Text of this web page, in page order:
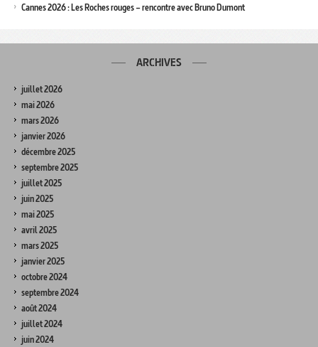
Cannes 2026 : Les Roches rouges – rencontre avec Bruno Dumont
ARCHIVES
juillet 2026
mai 2026
mars 2026
janvier 2026
décembre 2025
septembre 2025
juillet 2025
juin 2025
mai 2025
avril 2025
mars 2025
janvier 2025
octobre 2024
septembre 2024
août 2024
juillet 2024
juin 2024